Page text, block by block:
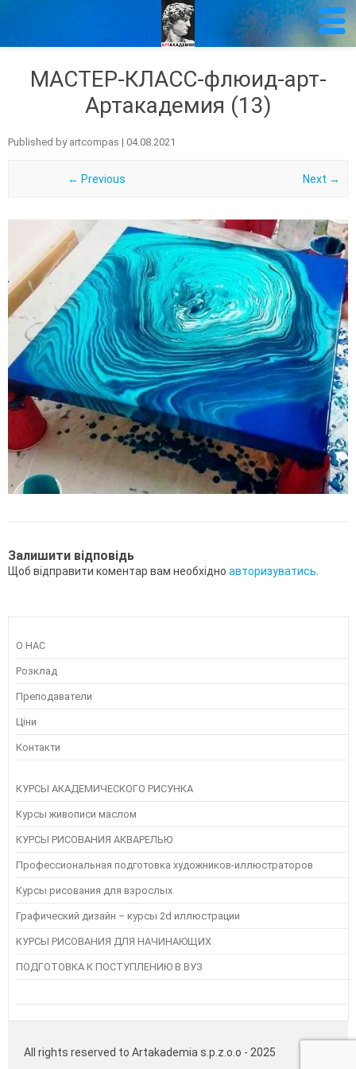
МАСТЕР-КЛАСС-флюид-арт-
Артакадемия (13)
Published by artcompas | 04.08.2021
← Previous Next →
Залишити відповідь
Щоб відправити коментар вам необхідно авторизуватись
О НАС
Розклад
Преподаватели
Ціни
Контакти
КУРСЫ АКАДЕМИЧЕСКОГО РИСУНКА
Курсы живописи маслом
КУРСЫ РИСОВАНИЯ АКВАРЕЛЬЮ
Профессиональная подготовка художников-иллюстраторов
Курсы рисования для взрослых
Графический дизайн – курсы 2d иллюстрации
КУРСЫ РИСОВАНИЯ ДЛЯ НАЧИНАЮЩИХ
ПОДГОТОВКА К ПОСТУПЛЕНИЮ В ВУЗ
All rights reserved to Artakademia s.p.z.o.o - 2025